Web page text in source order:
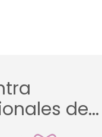
de...